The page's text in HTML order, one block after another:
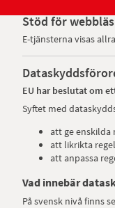
Stöd för
E-tjänsterna visas
EU har beslutat om
Syftet med
att ge
att likrikta
att anpassa
Vad innebär
På svensk nivå finns